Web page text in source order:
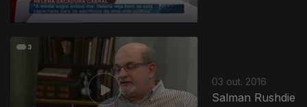
03 out. 2016
Salman Rushdie